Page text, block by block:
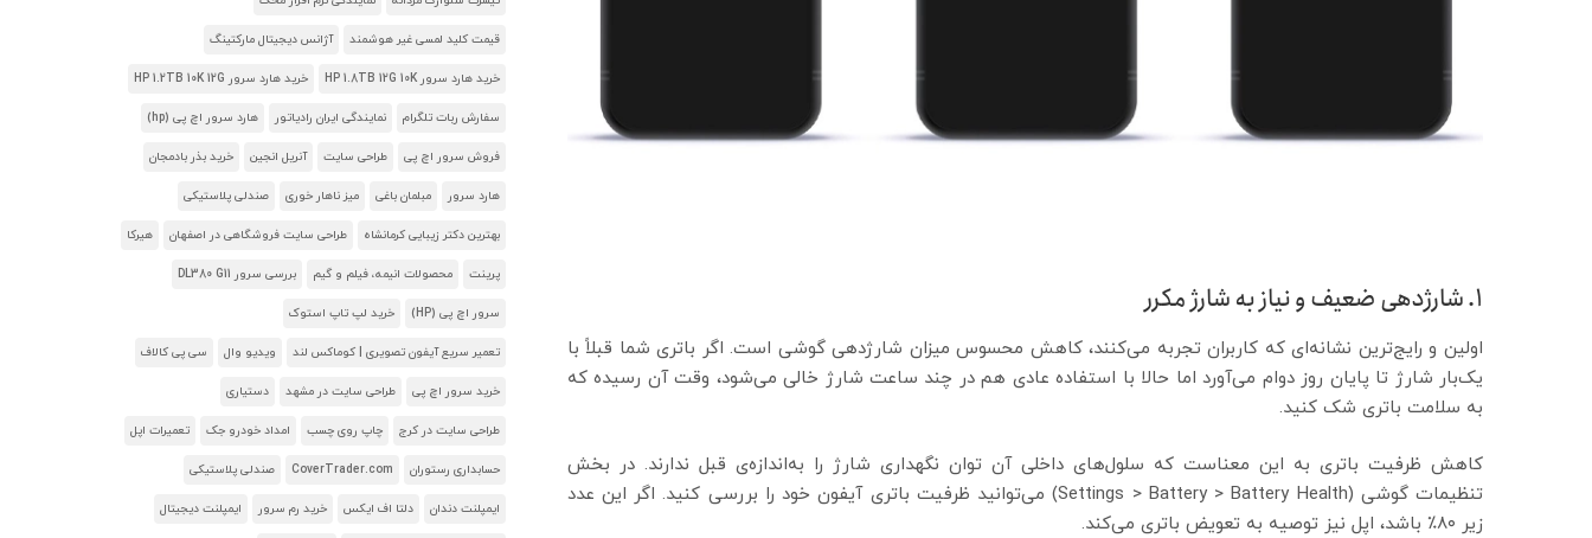
۱. شارژدهی ضعیف و نیاز به شارژ مکرر
اولین و رایج‌ترین نشانه‌ای که کاربران تجربه می‌کنند، کاهش محسوس میزان شارژدهی گوشی است. اگر باتری شما قبلاً با
یک‌بار شارژ تا پایان روز دوام می‌آورد اما حالا با استفاده عادی هم در چند ساعت شارژ خالی می‌شود، وقت آن رسیده که
به سلامت باتری شک کنید.
کاهش ظرفیت باتری به این معناست که سلول‌های داخلی آن توان نگهداری شارژ را به‌اندازه‌ی قبل ندارند. در بخش
تنظیمات گوشی (Settings > Battery > Battery Health) می‌توانید ظرفیت باتری آیفون خود را بررسی کنید. اگر این عدد
زیر ۸۰٪ باشد، اپل نیز توصیه به تعویض باتری می‌کند.
قیمت کلید لمسی غیر هوشمند آژانس دیجیتال مارکتینگ
خرید هارد سرور HP 1.8TB 12G 10K خرید هارد سرور HP 1.2TB 10K 12G
سفارش ربات تلگرام نمایندگی ایران رادیاتور هارد سرور اچ پی (hp)
فروش سرور اچ پی طراحی سایت آنریل انجین خرید بذر بادمجان
هارد سرور مبلمان باغی میز ناهار خوری صندلی پلاستیکی
بهترین دکتر زیبایی کرمانشاه طراحی سایت فروشگاهی در اصفهان هیرکا
پرینت محصولات انیمه، فیلم و گیم بررسی سرور DL380 G11
سرور اچ پی (HP) خرید لپ تاپ استوک
تعمیر سریع آیفون تصویری | کوماکس لند ویدیو وال سی پی کالاف
خرید سرور اچ پی طراحی سایت در مشهد دستیاری
طراحی سایت در کرج چاپ روی چسب امداد خودرو جک تعمیرات اپل
حسابداری رستوران CoverTrader.com صندلی پلاستیکی
ایمپلنت دندان دلتا اف ایکس خرید رم سرور ایمپلنت دیجیتال